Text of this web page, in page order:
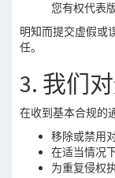
您有权代表
明知而提交虚假或
任。
3. 我们
在收到基本合规的
移除或禁用
在适当情况
为重复侵权